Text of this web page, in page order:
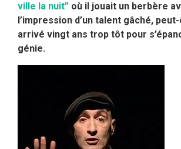
ville la nuit” où il jouait un berbère
l’impression d’un talent gâché,
arrivé vingt ans trop tôt pour
génie.